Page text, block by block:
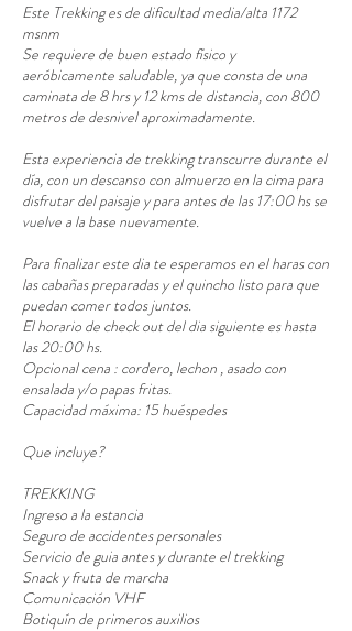
Este Trekking es de dificultad media/alta 1172
msnm
Se requiere de buen estado físico y
aeróbicamente saludable, ya que consta de una
caminata de 8 hrs y 12 kms de distancia, con 800
metros de desnivel aproximadamente.
Esta experiencia de trekking transcurre durante el
día, con un descanso con almuerzo en la cima para
disfrutar del paisaje y para antes de las 17:00 hs se
vuelve a la base nuevamente.
Para finalizar este dia te esperamos en el haras con
las cabañas preparadas y el quincho listo para que
puedan comer todos juntos.
El horario de check out del dia siguiente es hasta
las 20:00 hs.
Opcional cena : cordero, lechon , asado con
ensalada y/o papas fritas.
Capacidad máxima: 15 huéspedes
Que incluye?
TREKKING
Ingreso a la estancia
Seguro de accidentes personales
Servicio de guia antes y durante el trekking
Snack y fruta de marcha
Comunicación VHF
Botiquín de primeros auxilios